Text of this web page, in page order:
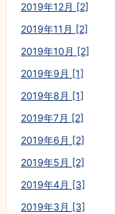
2019年12月 [2]
2019年11月 [2]
2019年10月 [2]
2019年9月 [1]
2019年8月 [1]
2019年7月 [2]
2019年6月 [2]
2019年5月 [2]
2019年4月 [3]
2019年3月 [3]